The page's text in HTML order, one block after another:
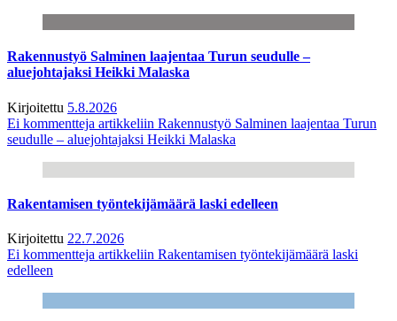
Rakennustyö Salminen laajentaa Turun seudulle –
aluejohtajaksi Heikki Malaska
Kirjoitettu 5.8.2026
Ei kommentteja artikkeliin Rakennustyö Salminen laajentaa Turun
seudulle – aluejohtajaksi Heikki Malaska
Rakentamisen työntekijämäärä laski edelleen
Kirjoitettu 22.7.2026
Ei kommentteja artikkeliin Rakentamisen työntekijämäärä laski
edelleen